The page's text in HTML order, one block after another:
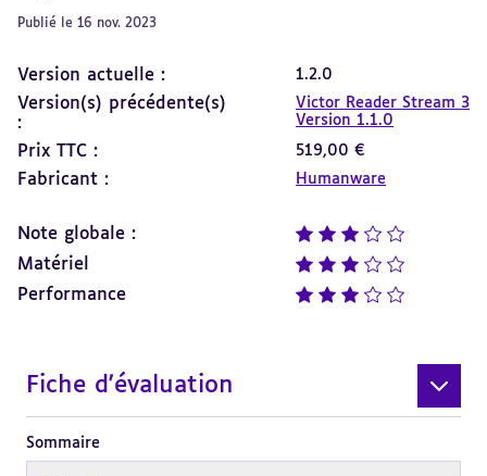
Publié le 16 nov. 2023
Version actuelle : 1.2.0
Version(s) précédente(s)
:
Victor Reader Stream 3
Version 1.1.0
Prix TTC : 519,00 €
Fabricant : Humanware
Note globale : note : 3 sur 5
Matériel note : 3 sur 5
Performance note : 3 sur 5
Fiche d'évaluation
Sommaire